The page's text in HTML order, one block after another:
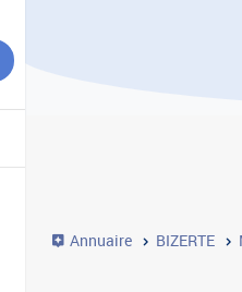
Annuaire BIZERTE